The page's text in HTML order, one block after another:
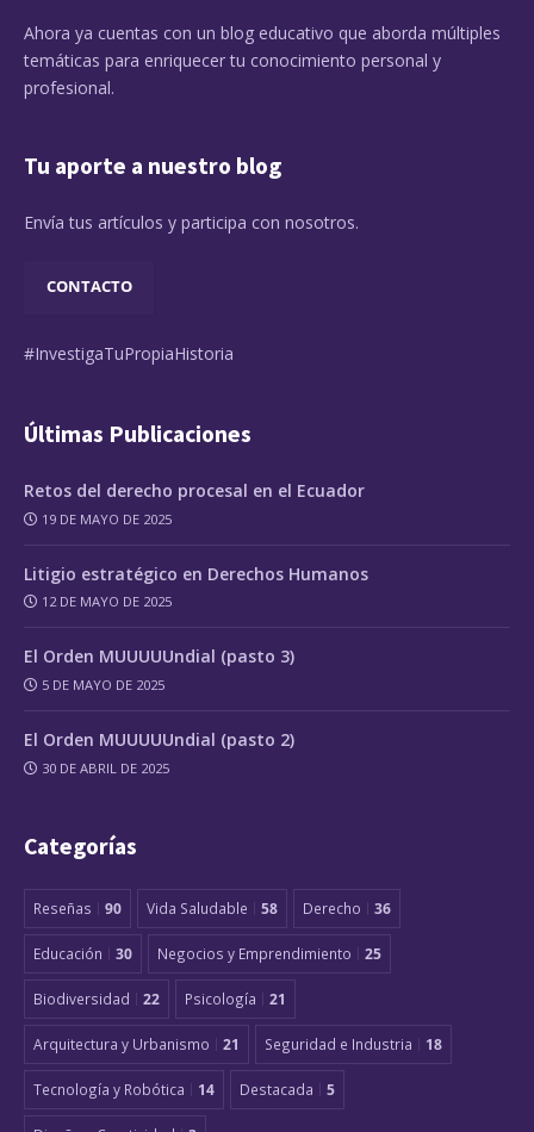
Ahora ya cuentas con un blog educativo que aborda múltiples
temáticas para enriquecer tu conocimiento personal y
profesional.
Tu aporte a nuestro blog
Envía tus artículos y participa con nosotros.
CONTACTO
#InvestigaTuPropiaHistoria
Últimas Publicaciones
Retos del derecho procesal en el Ecuador
19 DE MAYO DE 2025
Litigio estratégico en Derechos Humanos
12 DE MAYO DE 2025
El Orden MUUUUUndial (pasto 3)
5 DE MAYO DE 2025
El Orden MUUUUUndial (pasto 2)
30 DE ABRIL DE 2025
Categorías
Reseñas 90 Vida Saludable 58 Derecho 36
Educación 30 Negocios y Emprendimiento 25
Biodiversidad 22 Psicología 21
Arquitectura y Urbanismo 21 Seguridad e Industria 18
Tecnología y Robótica 14 Destacada 5